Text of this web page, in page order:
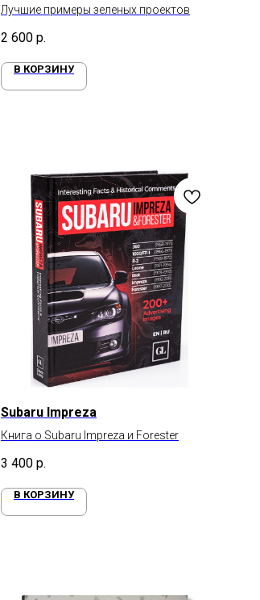
Лучшие примеры зеленых проектов
2 600 р.
В КОРЗИНУ
Subaru Impreza
Книга о Subaru Impreza и Forester
3 400 р.
В КОРЗИНУ